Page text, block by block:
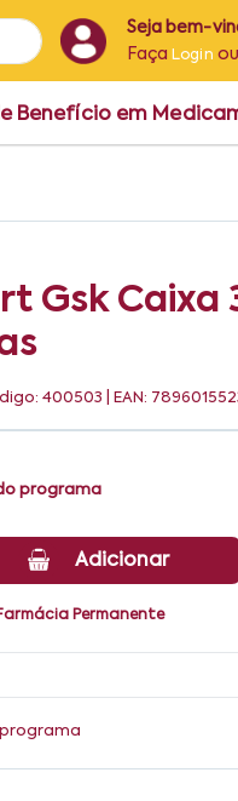
Seja bem-
Faça Login
Benefício em
Gsk Caixa
400503 | EAN:
programa
Adicionar
Permanente